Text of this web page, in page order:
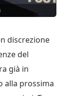
discrezione
del
già in
alla prossima